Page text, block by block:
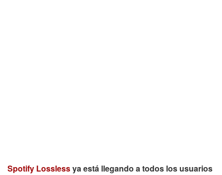
Spotify Losslessya está llegando a todos los usuarios